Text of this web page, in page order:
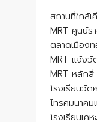
สถานที่ใกล้เ
MRT ศูนย์ร
ตลาดเมือง
MRT แจ้ง
MRT หลัก
โรงเรียนวั
โทรคมนาค
โรงเรียนเ